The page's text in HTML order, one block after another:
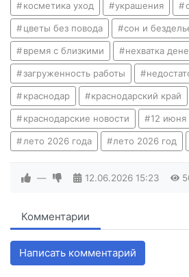
косметика уход украшения
цветы без повода сон и
время с близкими нехватка
загруженность работы
краснодар краснодарский край
краснодарские новости 12 июня
лето 2026 года лето 2026 год
— 12.06.2026 15:23
Комментарии
Написать комментарий